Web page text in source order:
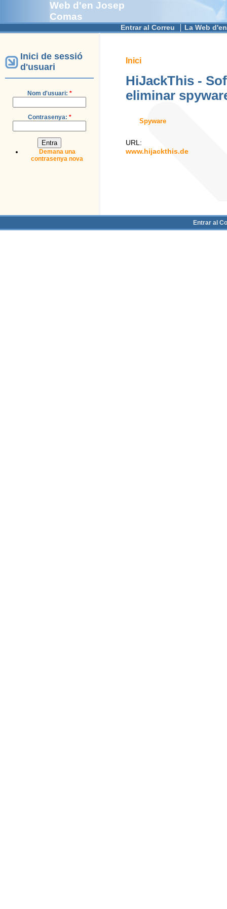
Web d'en Josep
Comas
Entrar al Correu La Web
Inici de sessió
d'usuari
Nom d'usuari: *
Contrasenya: *
Demana una
contrasenya nova
Inici
HiJackThis -
eliminar
Spyware
URL:
www.hijackthis.de
Entrar al